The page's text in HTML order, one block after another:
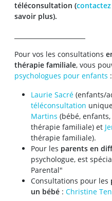
téléconsultation (
savoir plus).
Pour vos les consultations
thérapie familiale, vous
psychologues pour enfants :
Laurie Sacré (enfants/
téléconsultation
Martins (bébé,
thérapie familiale) et
thérapie familiale).
Pour les parents en
psychologue, est
Parental"
Consultations pour les
un bébé : Christine